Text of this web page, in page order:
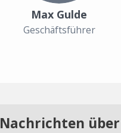
Max Gulde
Geschäftsführer
Nachrichten